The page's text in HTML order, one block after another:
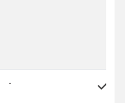
- done